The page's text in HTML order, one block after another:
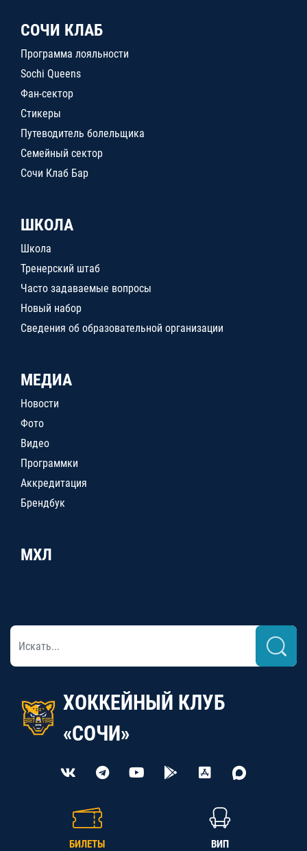
СОЧИ КЛАБ
Программа лояльности
Sochi Queens
Фан-сектор
Стикеры
Путеводитель болельщика
Семейный сектор
Сочи Клаб Бар
ШКОЛА
Школа
Тренерский штаб
Часто задаваемые вопросы
Новый набор
Сведения об образовательной организации
МЕДИА
Новости
Фото
Видео
Программки
Аккредитация
Брендбук
МХЛ
ХОККЕЙНЫЙ КЛУБ
«СОЧИ»
БИЛЕТЫ ВИП